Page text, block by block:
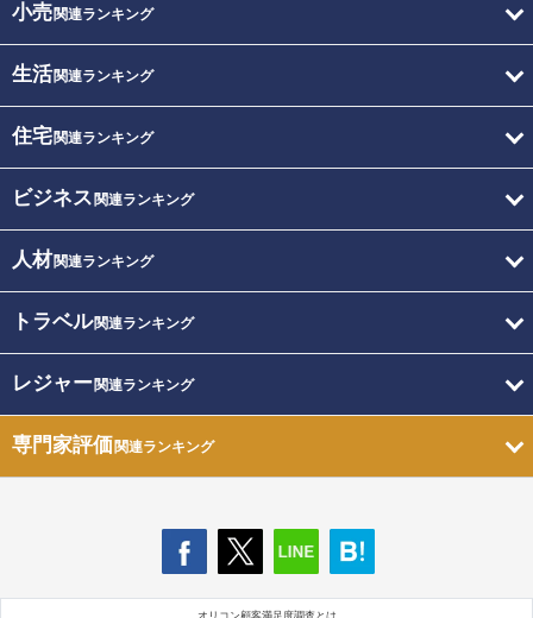
小売関連ランキング
生活関連ランキング
住宅関連ランキング
ビジネス 関連ランキング
人材関連ランキング
トラベル関連ランキング
レジャー関連ランキング
専門家評価関連ランキング
オリコン顧客満足度調査とは